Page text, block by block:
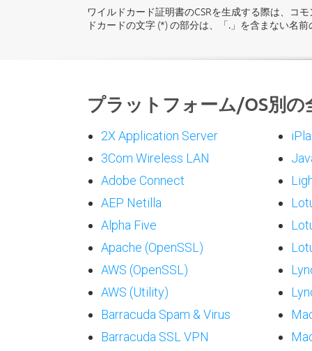
ワイルドカード証明書のCSRを生成する際は、コ
ドカードの文字 (*) の部分は、「.」を含まない名
プラットフォーム/OS別の
2X Application Server
3Com Wireless LAN
Adobe Connect
AEP Netilla
Alpha Five
Apache (OpenSSL)
AWS (OpenSSL)
AWS (Utility)
Barracuda Spam & Virus
Barracuda SSL VPN